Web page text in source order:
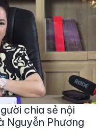
chia sẻ nội
Nguyễn Phương